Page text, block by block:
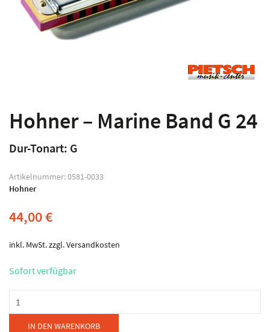
Hohner – Marine Band G 24
Dur-Tonart: G
Artikelnummer:0581-0033
Hohner
44,00€
inkl. MwSt.zzgl.Versandkosten
Sofort verfügbar
-
MarineIN DEN WARENKORB